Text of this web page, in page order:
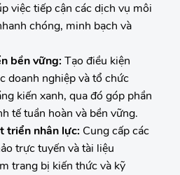
việc tiếp cận các dịch vụ môi
chóng, minh bạch và
bền vững: Tạo điều kiện
doanh nghiệp và tổ chức
kiến xanh, qua đó góp phần
tế tuần hoàn và bền vững.
triển nhân lực: Cung cấp các
trực tuyến và tài liệu
trang bị kiến thức và kỹ